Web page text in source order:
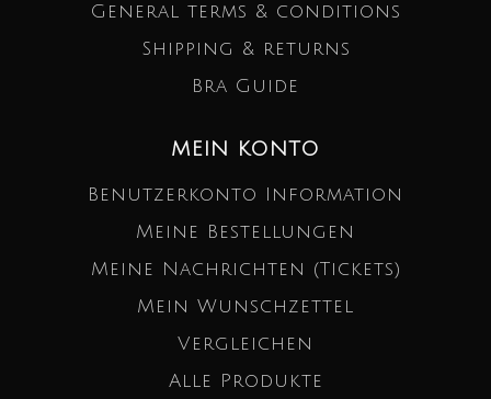
General terms & conditions
Shipping & returns
Bra Guide
MEIN KONTO
Benutzerkonto Information
Meine Bestellungen
Meine Nachrichten (Tickets)
Mein Wunschzettel
Vergleichen
Alle Produkte